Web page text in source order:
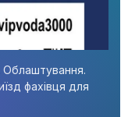
Облаштування.
фахівця для